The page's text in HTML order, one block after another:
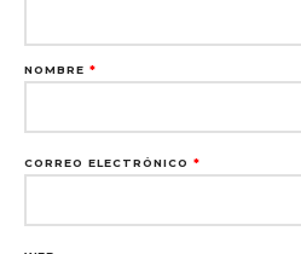
NOMBRE *
CORREO ELECTRÓNICO *